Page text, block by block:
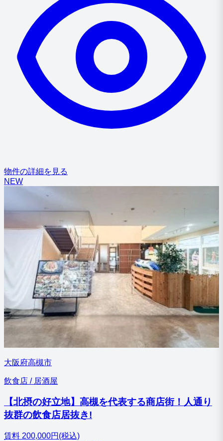
物件の詳細を見る
NEW
大阪府高槻市
飲食店 / 居酒屋
【北摂の好立地】高槻を代表する商店街！人通り
抜群の飲食店居抜き!
賃料 200,000円(税込)